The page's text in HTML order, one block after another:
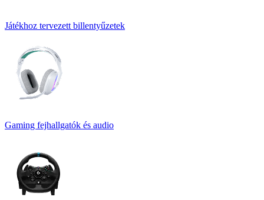
Játékhoz tervezett billentyűzetek
Gaming fejhallgatók és audio